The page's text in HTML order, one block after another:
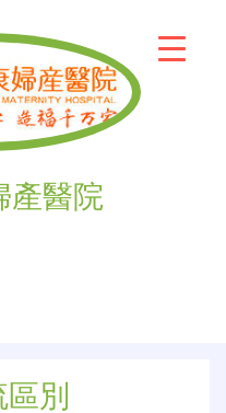
產醫院
別